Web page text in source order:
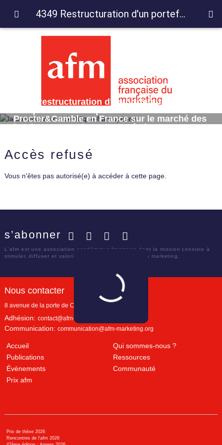
4349 Restructuration d'un portefeuille de
Procter&Gamble en France sur le marché des
lessives - Entretien avec Noémie GANEM
Accès refusé
Vous n'êtes pas autorisé(e) à accéder à cette page.
s’abonner
L'afm est une association académique française dont la mission consiste à
stimuler, diffuser et valoriser le savoir scientifique en marketing.
Nous contacter
8 avenue de la porte de Champerret
Adhésion: contact@afm-marketing.org
Communication: communication@afm-marketing.org
Accueil
Qui sommes-nous ?
Publications
Ressources
Évènements
Communauté
Prix afm
Prix de thèse 2026
Rencontres de l'afm 2026
4349 Restructuration d'un portefeuille de marques local : l'expérience de Procter&Gamble en France sur le marché des lessives - Entretien avec Noémie GANEM (Procter&Gamble)